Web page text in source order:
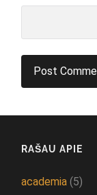
RAŠAU APIE
academia (5)